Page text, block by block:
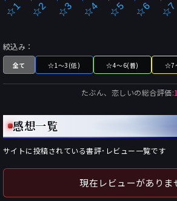
☆1 ☆2 ☆3 ☆4 ☆5 ☆6 ☆7
絞込み：
全て ☆1～3(低) ☆4～6(普) ☆7
たぶん、恋しいの総合評価:
感想一覧
サイトに投稿されている書評･レビュー一覧です
現在レビューがありま